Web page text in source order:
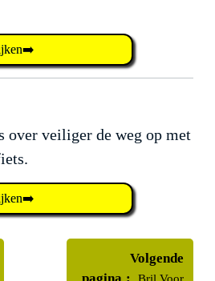
over veiliger de weg op met
Volgende
Nieuwere